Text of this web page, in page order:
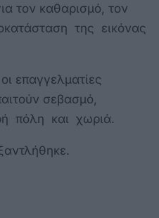
τον καθαρισμό, τον
της εικόνας
επαγγελματίες
σεβασμό,
πόλη και χωριά.